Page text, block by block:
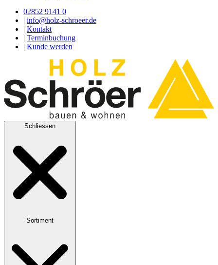
02852 9141 0
info@holz-schroeer.de
Kontakt
Terminbuchung
Kunde werden
Schliessen
Sortiment